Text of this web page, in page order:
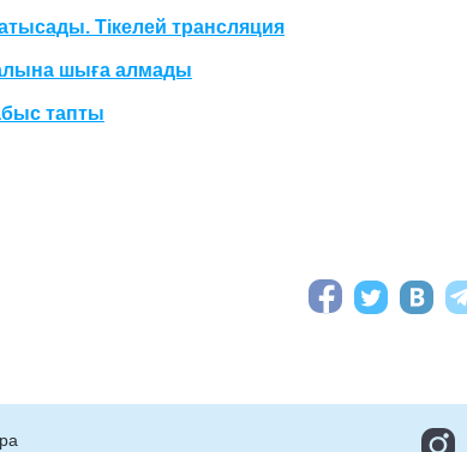
Тікелей трансляция
шыға алмады
тапты